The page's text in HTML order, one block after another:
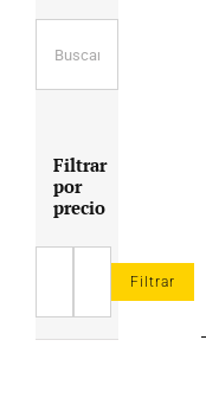
Filtrar
por
precio
mínimo
máximo
Filtrar